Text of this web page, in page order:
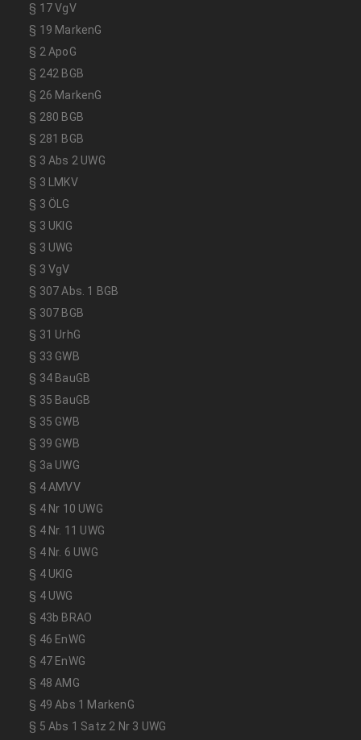
§ 17 VgV
§ 19 MarkenG
§ 2 ApoG
§ 242 BGB
§ 26 MarkenG
§ 280 BGB
§ 281 BGB
§ 3 Abs 2 UWG
§ 3 LMKV
§ 3 ÖLG
§ 3 UKlG
§ 3 UWG
§ 3 VgV
§ 307 Abs. 1 BGB
§ 307 BGB
§ 31 UrhG
§ 33 GWB
§ 34 BauGB
§ 35 BauGB
§ 35 GWB
§ 39 GWB
§ 3a UWG
§ 4 AMVV
§ 4 Nr 10 UWG
§ 4 Nr. 11 UWG
§ 4 Nr. 6 UWG
§ 4 UKlG
§ 4 UWG
§ 43b BRAO
§ 46 EnWG
§ 47 EnWG
§ 48 AMG
§ 49 Abs 1 MarkenG
§ 5 Abs 1 Satz 2 Nr 3 UWG